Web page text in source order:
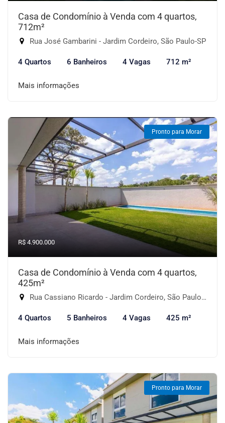
Casa de Condomínio à Venda com 4 quartos,
712m²
Rua José Gambarini - Jardim Cordeiro, São Paulo-SP
4 Quartos 6 Banheiros 4 Vagas 712 m²
Mais informações
Pronto para Morar
R$ 4.900.000
Casa de Condomínio à Venda com 4 quartos,
425m²
Rua Cassiano Ricardo - Jardim Cordeiro, São Paulo-SP
4 Quartos 5 Banheiros 4 Vagas 425 m²
Mais informações
Pronto para Morar